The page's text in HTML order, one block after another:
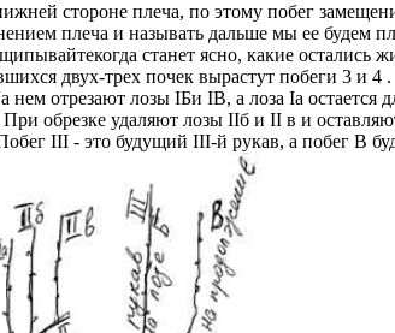
стороне плеча, по этому побег
плеча и называть дальше мы ее будем
станет ясно, какие
двух-трех почек вырастут побеги 3 и 4 .
нем отрезают лозы IБи IB, a лоза Iа
обрезке удаляют лозы IIб и II в и
III - это будущий III-й рукав, а побег В